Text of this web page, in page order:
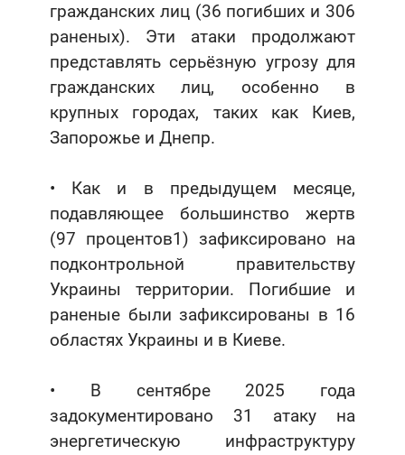
гражданских лиц (36 погибших и 306
раненых). Эти атаки продолжают
представлять серьёзную угрозу для
гражданских лиц, особенно в
крупных городах, таких как Киев,
Запорожье и Днепр.
• Как и в предыдущем месяце,
подавляющее большинство жертв
(97 процентов1) зафиксировано на
подконтрольной правительству
Украины территории. Погибшие и
раненые были зафиксированы в 16
областях Украины и в Киеве.
• В сентябре 2025 года
задокументировано 31 атаку на
энергетическую инфраструктуру